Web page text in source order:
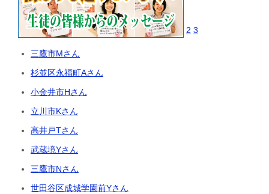
2 3
三鷹市Mさん
杉並区永福町Aさん
小金井市Hさん
立川市Kさん
高井戸Tさん
武蔵境Yさん
三鷹市Nさん
世田谷区成城学園前Yさん